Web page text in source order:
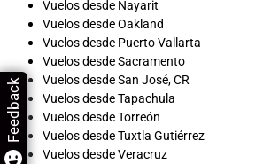
Vuelos desde Nayarit
Vuelos desde Oakland
Vuelos desde Puerto Vallarta
Vuelos desde Sacramento
Vuelos desde San José, CR
Vuelos desde Tapachula
Vuelos desde Torreón
Vuelos desde Tuxtla Gutiérrez
Vuelos desde Veracruz
Feedback